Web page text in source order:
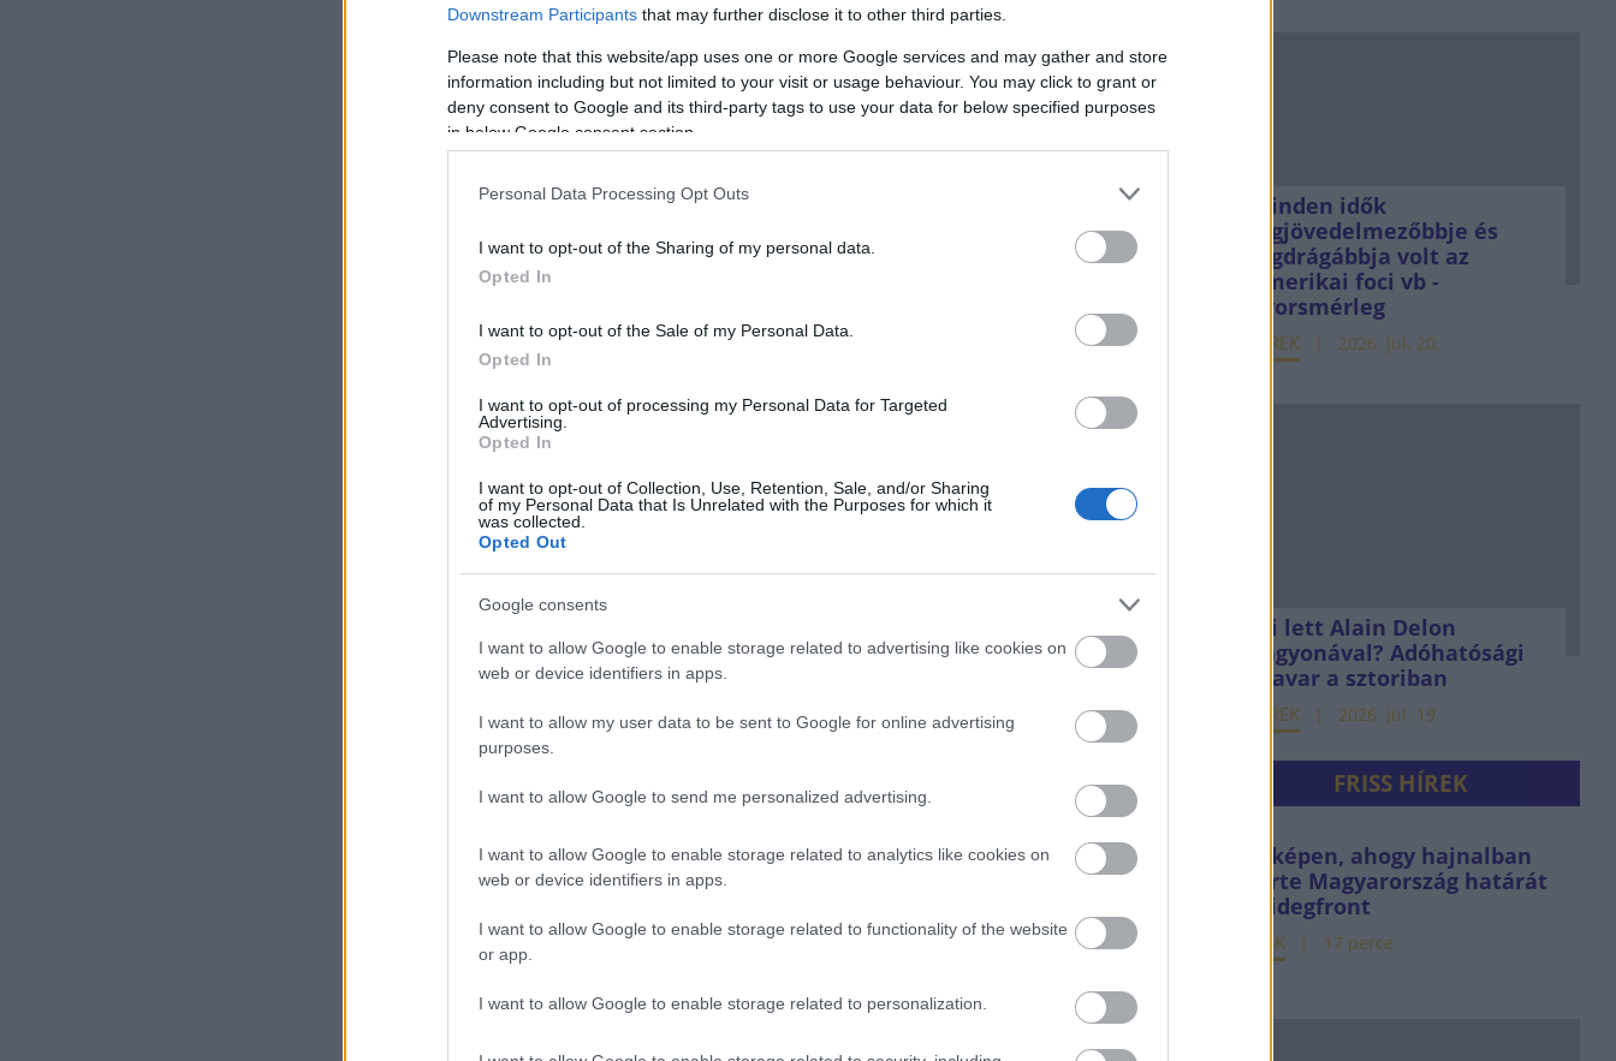
Downstream Participants that may further disclose it to other third parties.
Please note that this website/app uses one or more Google services and may gather and store
information including but not limited to your visit or usage behaviour. You may click to grant or
deny consent to Google and its third-party tags to use your data for below specified purposes
in below Google consent section.
Personal Data Processing Opt Outs
I want to opt-out of the Sharing of my personal data.
Opted In
I want to opt-out of the Sale of my Personal Data.
Opted In
I want to opt-out of processing my Personal Data for Targeted
Advertising.
Opted In
I want to opt-out of Collection, Use, Retention, Sale, and/or Sharing
of my Personal Data that Is Unrelated with the Purposes for which it
was collected.
Opted Out
Google consents
I want to allow Google to enable storage related to advertising like cookies on
web or device identifiers in apps.
I want to allow my user data to be sent to Google for online advertising
purposes.
I want to allow Google to send me personalized advertising.
I want to allow Google to enable storage related to analytics like cookies on
web or device identifiers in apps.
I want to allow Google to enable storage related to functionality of the website
or app.
I want to allow Google to enable storage related to personalization.
Minden idők
legjövedelmezőbbje és
legdrágábbja volt az
amerikai foci vb -
gyorsmérleg
HÍREK 2026. júl. 20.
Mi lett Alain Delon
vagyonával? Adóhatósági
csavar a sztoriban
HÍREK 2026. júl. 19.
FRISS HÍREK
Térképen, ahogy hajnalban
elérte Magyarország határát
a hidegfront
HÍREK 17 perce